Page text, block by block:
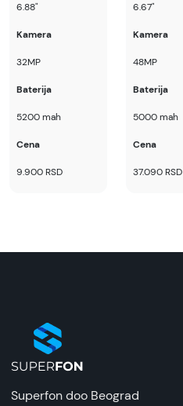
6.88"
Kamera
32MP
Baterija
5200 mah
Cena
9.900 RSD
6.67"
Kamera
48MP
Baterija
5000 mah
Cena
37.090 RSD
Superfon doo Beograd